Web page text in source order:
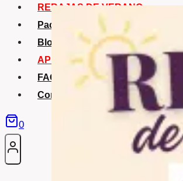
REBAJAS DE VERANO
Packs Verano
Blog
APP La Tribu
FAQS
Contacto
0